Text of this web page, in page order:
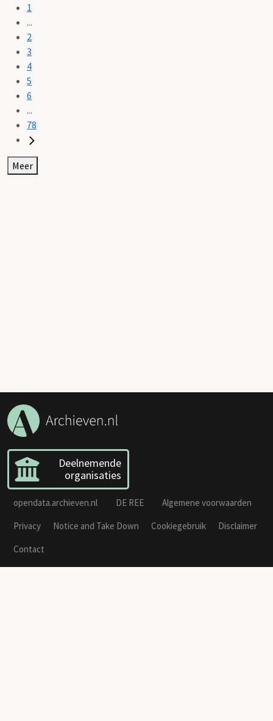
1
...
2
3
4
5
6
...
78
Meer
Deelnemende
organisaties
opendata.archieven.nl DE REE
Algemene voorwaarden
Privacy
Notice and Take Down Cookiegebruik
Disclaimer
Contact